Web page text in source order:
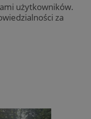
użytkowników.
za